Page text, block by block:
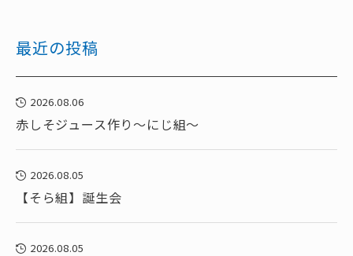
最近の投稿
2026.08.06
赤しそジュース作り～にじ組～
2026.08.05
【そら組】誕生会
2026.08.05